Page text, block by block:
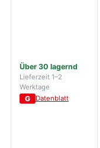
Über 30 lagernd
Lieferzeit 1–2
Werktage
G Datenblatt